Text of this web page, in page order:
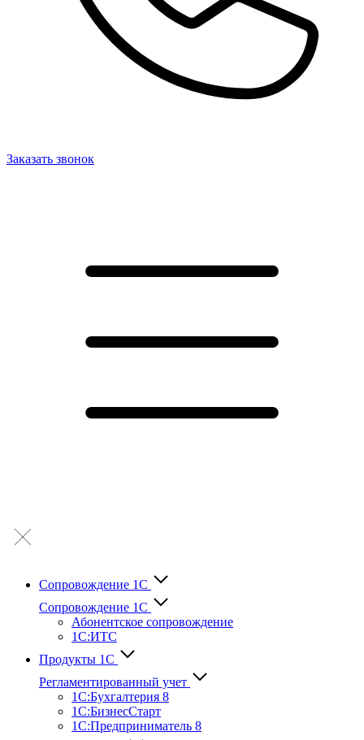
Заказать звонок
Сопровождение 1С
Сопровождение 1С
Абонентское сопровождение
1С:ИТС
Продукты 1С
Регламентированный учет
1C:Бухгалтерия 8
1С:БизнесСтарт
1C:Предприниматель 8